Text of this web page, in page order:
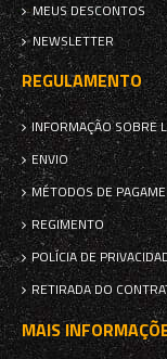
MEUS DESCONTOS
NEWSLETTER
REGULAMENTO
INFORMAÇÃO SOBRE
ENVIO
MÉTODOS DE
REGIMENTO
POLÍCIA DE
RETIRADA DO
MAIS